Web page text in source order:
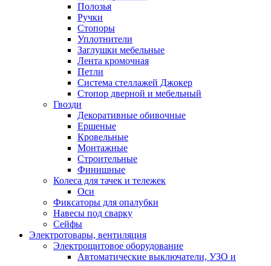
Полозья
Ручки
Стопоры
Уплотнители
Заглушки мебельные
Лента кромочная
Петли
Система стеллажей Джокер
Стопор дверной и мебельный
Гвозди
Декоративные обивочные
Ершеные
Кровельные
Монтажные
Строительные
Финишные
Колеса для тачек и тележек
Оси
Фиксаторы для опалубки
Навесы под сварку
Сейфы
Электротовары, вентиляция
Электрощитовое оборудование
Автоматические выключатели, УЗО и